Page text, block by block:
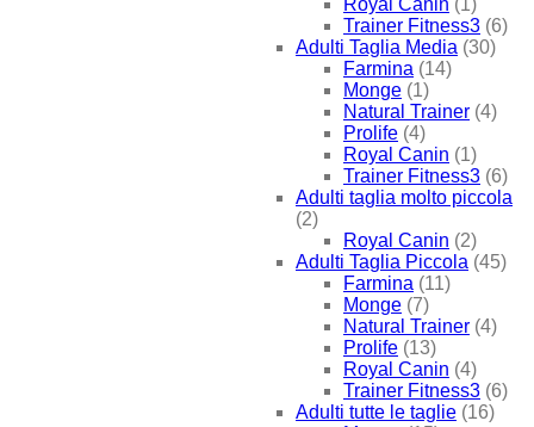
Royal Canin (1)
Trainer Fitness3 (6)
Adulti Taglia Media (30)
Farmina (14)
Monge (1)
Natural Trainer (4)
Prolife (4)
Royal Canin (1)
Trainer Fitness3 (6)
Adulti taglia molto piccola
(2)
Royal Canin (2)
Adulti Taglia Piccola (45)
Farmina (11)
Monge (7)
Natural Trainer (4)
Prolife (13)
Royal Canin (4)
Trainer Fitness3 (6)
Adulti tutte le taglie (16)